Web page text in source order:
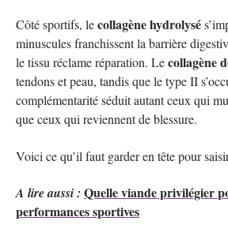
Côté sportifs, lecollagène hydrolysé
minuscules franchissent la barrière
le tissu réclame réparation. Lecollagène
tendons et peau, tandis que le type II
complémentarité séduit autant ceux qui
que ceux qui reviennent de blessure.
Voici ce qu’il faut garder en tête pour
A lire aussi : Quelle viande privilégier
performances sportives